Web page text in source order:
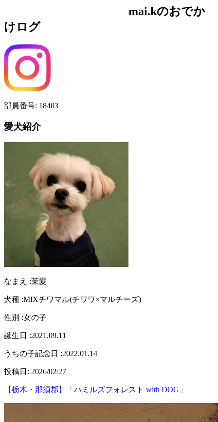
mai.kのおでか
けログ
部員番号: 18403
愛犬紹介
なまえ :茉愛
犬種 :MIXチワマル(チワワ×マルチーズ)
性別 :女の子
誕生日 :2021.09.11
うちの子記念日 :2022.01.14
投稿日: 2026/02/27
【栃木・那須郡】「ハミルズフォレスト with DOG」